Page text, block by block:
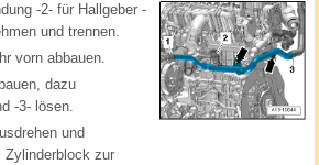
-2- für Hallgeber -
und trennen.
vorn abbauen.
dazu
-3- lösen.
und
Zylinderblock zur